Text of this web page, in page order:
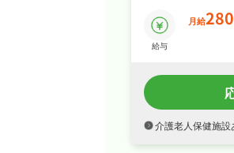
給与
月給
介護老人保健施